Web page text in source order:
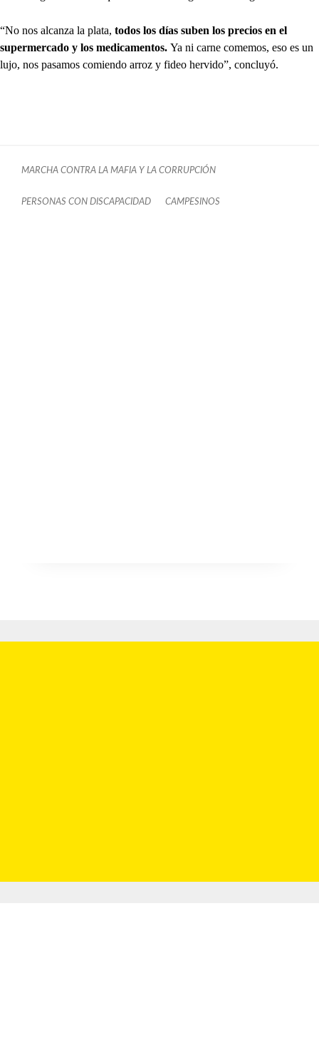
“No nos alcanza la plata, todos los días suben los precios en el
supermercado y los medicamentos. Ya ni carne comemos, eso es un
lujo, nos pasamos comiendo arroz y fideo hervido”, concluyó.
MARCHA CONTRA LA MAFIA Y LA CORRUPCIÓN
PERSONAS CON DISCAPACIDAD CAMPESINOS